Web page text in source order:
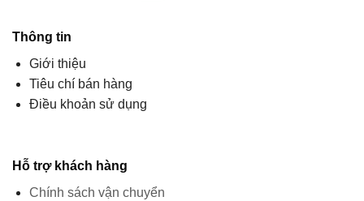
Thông tin
Giới thiệu
Tiêu chí bán hàng
Điều khoản sử dụng
Hỗ trợ khách hàng
Chính sách vận chuyển